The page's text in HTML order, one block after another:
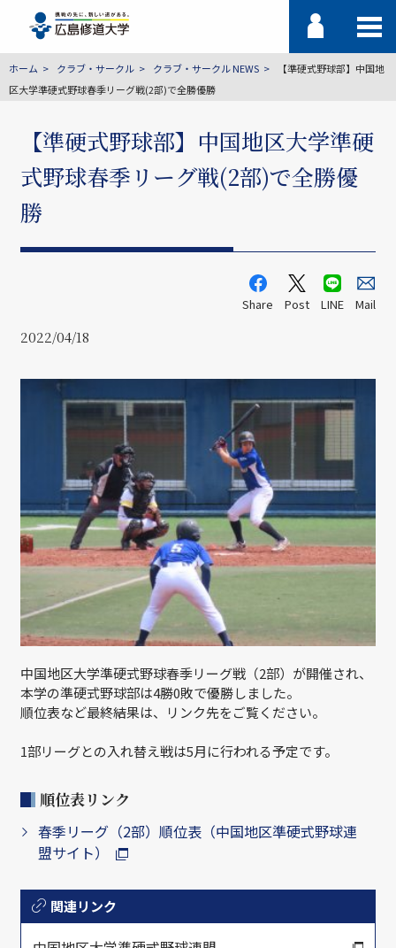
ホーム クラブ・サークル クラブ・サークル NEWS
【準硬式野球部】中国地
区大学準硬式野球春季リーグ戦(2部)で全勝優勝
【準硬式野球部】中国地区大学準硬
式野球春季リーグ戦(2部)で全勝優
勝
Share Post LINE Mail
2022/04/18
中国地区大学準硬式野球春季リーグ戦（2部）が開催され、
本学の準硬式野球部は4勝0敗で優勝しました。
順位表など最終結果は、リンク先をご覧ください。
1部リーグとの入れ替え戦は5月に行われる予定です。
順位表リンク
春季リーグ（2部）順位表（中国地区準硬式野球連
盟サイト）
関連リンク